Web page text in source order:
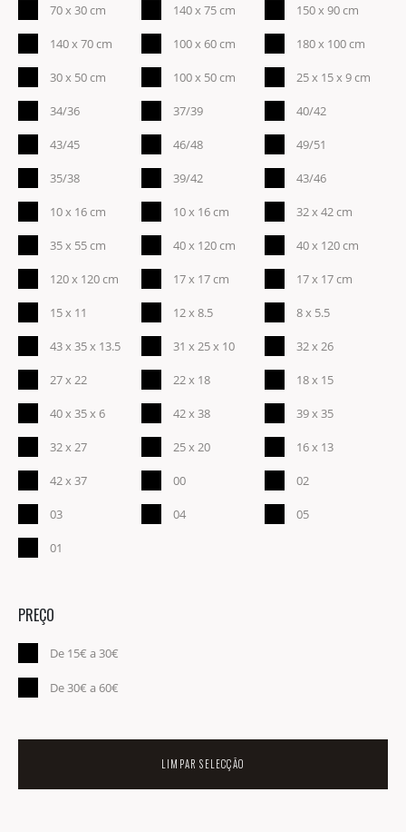
70 x 30 cm 140 x 75 cm 150 x 90 cm
140 x 70 cm 100 x 60 cm 180 x 100 cm
30 x 50 cm 100 x 50 cm 25 x 15 x 9 cm
34/36 37/39 40/42
43/45 46/48 49/51
35/38 39/42 43/46
10 x 16 cm 10 x 16 cm 32 x 42 cm
35 x 55 cm 40 x 120 cm 40 x 120 cm
120 x 120 cm 17 x 17 cm 17 x 17 cm
15 x 11 12 x 8.5 8 x 5.5
43 x 35 x 13.5 31 x 25 x 10 32 x 26
27 x 22 22 x 18 18 x 15
40 x 35 x 6 42 x 38 39 x 35
32 x 27 25 x 20 16 x 13
42 x 37 00 02
03 04 05
01
PREÇO
De 15€ a 30€
De 30€ a 60€
LIMPAR SELECÇÃO